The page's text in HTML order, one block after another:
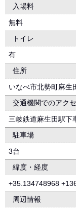
入場料
無料
トイレ
有
住所
いなべ市北勢町麻生
交通機関でのアク
三岐鉄道麻生田駅下
駐車場
3台
緯度・経度
+35.134748968
周辺情報